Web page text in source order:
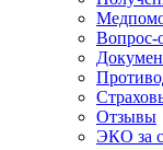
Вопрос-
Отзывы
ЭКО за